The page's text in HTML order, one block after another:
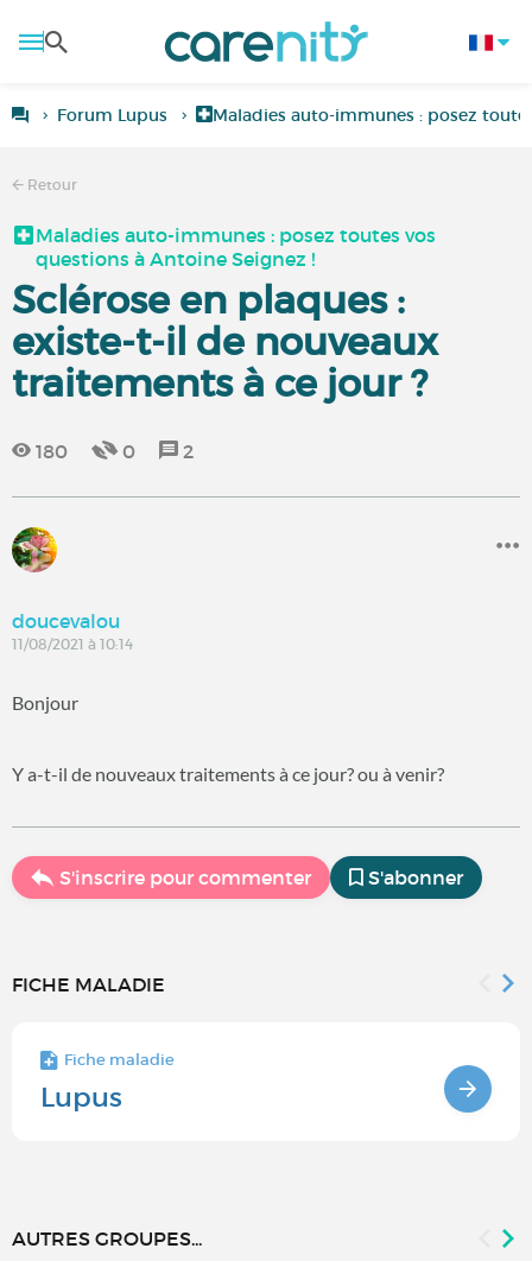
Forum Lupus Maladies auto-immunes : posez
Retour
Maladies auto-immunes : posez toutes vos
questions à Antoine Seignez !
Sclérose en plaques :
existe-t-il de nouveaux
traitements à ce jour ?
180 0 2
doucevalou
11/08/2021 à 10:14
Bonjour
Y a-t-il de nouveaux traitements à ce jour? ou à venir?
S'inscrire pour commenter S'abonner
FICHE MALADIE
Fiche maladie
Lupus
AUTRES GROUPES...